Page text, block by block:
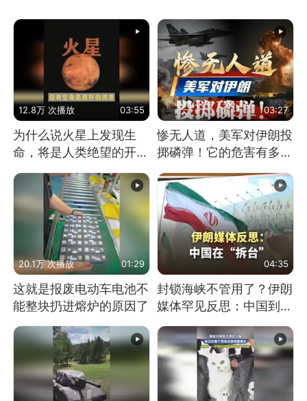
12.8万 次播放 03:55
为什么说火星上发现生
命，将是人类绝望的开
03:27
惨无人道，美军对伊朗投
掷磷弹！它的危害有多
20.1万 次播放 01:29
这就是报废电动车电池不
能整块扔进熔炉的原因了
04:35
封锁海峡不管用了？伊朗
媒体罕见反思：中国到底
是不是在"拆台"